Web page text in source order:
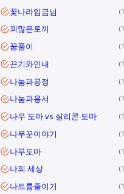
꽃나라임금님 1
꾀많은토끼 1
꿈풀이 1
끈기와인내 1
나눔과공정 1
나눔과용서 1
나무 도마 vs 실리콘 도마 1
나무꾼이야기 1
나무도마 1
나의 세상 1
나트륨줄이기 1